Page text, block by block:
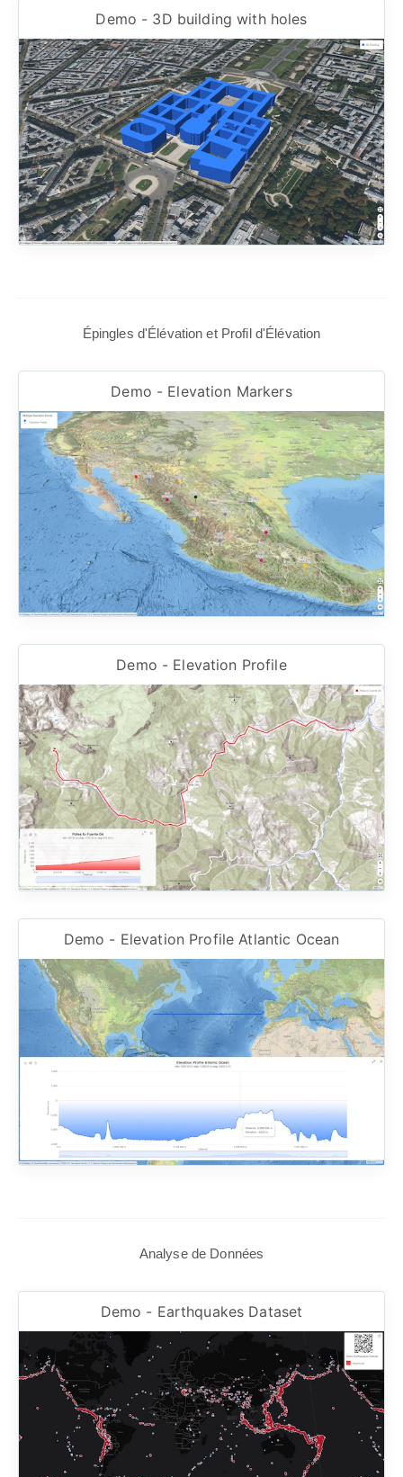
Demo - 3D building with holes
Épingles d'Élévation et Profil d'Élévation
Demo - Elevation Markers
Demo - Elevation Profile
Demo - Elevation Profile Atlantic Ocean
Analyse de Données
Demo - Earthquakes Dataset